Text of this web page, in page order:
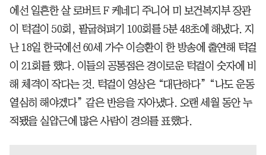
에선 일흔한 살 로버트 F 케네디 주니어 미 보건복지부 장관
이 턱걸이 50회, 팔굽혀펴기 100회를 5분 48초에 해냈다. 지
난 18일 한국에선 60세 가수 이승환이 한 방송에 출연해 턱걸
이 21회를 했다. 이들의 공통점은 경이로운 턱걸이 숫자에 비
해 체격이 작다는 것. 턱걸이 영상은 “대단하다” “나도 운동
열심히 해야겠다” 같은 반응을 자아냈다. 오랜 세월 동안 누
적됐을 실압근에 많은 사람이 경의를 표했다.